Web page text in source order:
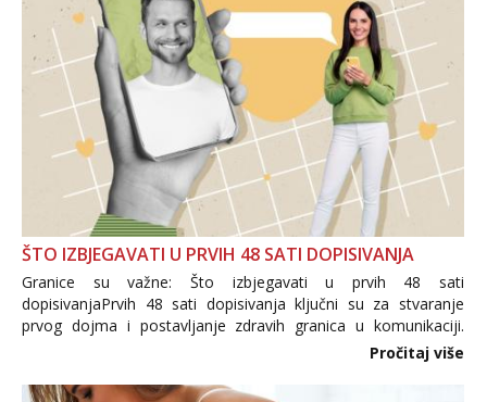
ŠTO IZBJEGAVATI U PRVIH 48 SATI DOPISIVANJA
Granice su važne: Što izbjegavati u prvih 48 sati
dopisivanjaPrvih 48 sati dopisivanja ključni su za stvaranje
prvog dojma i postavljanje zdravih granica u komunikaciji.
Važno je izbjeći prebrzo otkrivanje osobnih ili intimnih
informacija, jer nepoznata osoba još nije zaslužila to
povjerenje. Takođe...
Pročitaj više